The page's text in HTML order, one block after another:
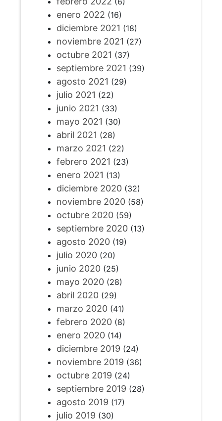
enero 2022 (16)
diciembre 2021 (18)
noviembre 2021 (27)
octubre 2021 (37)
septiembre 2021 (39)
agosto 2021 (29)
julio 2021 (22)
junio 2021 (33)
mayo 2021 (30)
abril 2021 (28)
marzo 2021 (22)
febrero 2021 (23)
enero 2021 (13)
diciembre 2020(32)
noviembre 2020(58)
octubre 2020(59)
septiembre 2020(13)
agosto 2020(19)
julio 2020(20)
junio 2020(25)
mayo 2020(28)
abril 2020(29)
marzo 2020(41)
febrero 2020(8)
enero 2020(14)
diciembre 2019 (24)
noviembre 2019 (36)
octubre 2019 (24)
septiembre 2019 (28)
agosto 2019 (17)
julio 2019 (30)